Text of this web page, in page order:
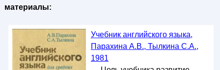
материалы:
Учебник английского языка,
Парахина А.В., Тылкина С.А.,
1981